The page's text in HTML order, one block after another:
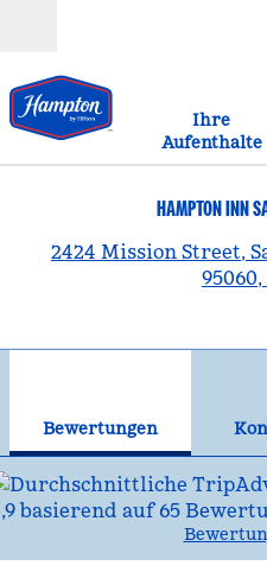
Ihre
Aufenthalte
HAMPTON INN
2424 Mission Street,
Bewertungen